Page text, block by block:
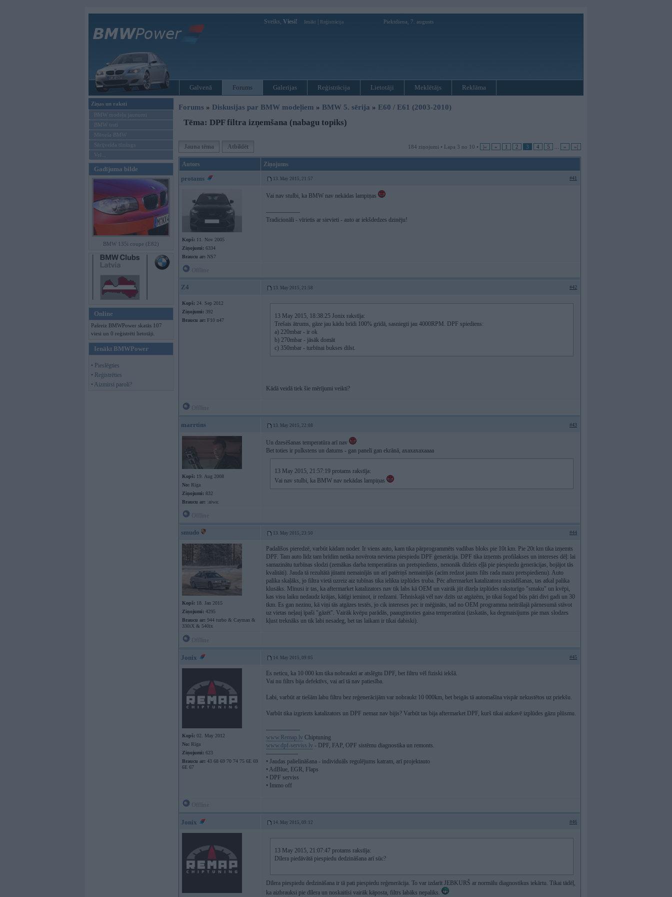
Sveiks, Viesi! Ienākt Reģistrācija Piektdiena, 7. augusts
Galvenā Forums Galerijas Reģistrācija Lietotāji Meklētājs Reklāma
Ziņas un raksti
BMW modeļu jaunumi
BMW testi
Mēneša BMW
Sērijveida tūnings
Vel...
Gadījuma bilde
BMW 135i coupe (E82)
Online
Pašreiz BMWPower skatās 107
viesi un 0 reģistrēti lietotāji.
Ienākt BMWPower
• Pieslēgties
• Reģistrēties
• Aizmirsi paroli?
Forums » Diskusijas par BMW modeļiem » BMW 5. sērija » E60 / E61 (2003-2010)
Tēma: DPF filtra izņemšana (nabagu topiks)
Jauna tēma Atbildēt 184 ziņojumi • Lapa 3 no 10 • |« « 1 2 3 4 5 » »|
Autors Ziņojums
protams 13. May 2015, 21:57 #41
Kopš: 11. Nov 2005
Ziņojumi: 6334
Braucu ar: NS7
Vai nav stulbi, ka BMW nav nekādas lampiņas
-----------------
Tradicionāli - vīrietis ar sievieti - auto ar iekšdedzes dzinēju!
Z4 13. May 2015, 21:58 #42
Kopš: 24. Sep 2012
Ziņojumi: 392
Braucu ar: F10 n47
13 May 2015, 18:38:25 Jonix rakstīja:
Trešais ātrums, gāze jau kādu brīdi 100% grīdā, sasniegti jau 4000RPM. DPF spiediens:
a) 220mbar - ir ok
b) 270mbar - jāsāk domāt
c) 350mbar - turbīnai bukses dilst.
Kādā veidā tiek šie mērījumi veikti?
marrtins 13. May 2015, 22:08 #43
Kopš: 19. Aug 2008
No: Rīga
Ziņojumi: 832
Braucu ar: :aiwa:
Un dzesēšanas temperatūra arī nav
Bet toties ir pulkstens un datums - gan panelī gan ekrānā, axaxaxaxaaaa
13 May 2015, 21:57:19 protams rakstīja:
Vai nav stulbi, ka BMW nav nekādas lampiņas
smudo 13. May 2015, 23:50 #44
Kopš: 18. Jan 2015
Ziņojumi: 4295
Braucu ar: 944 turbo & Cayman &
330iX & 540ix
Padalīšos pieredzē, varbūt kādam noder. Ir viens auto, kam tika pārprogrammēts vadības bloks pie 10t km. Pie 20t km tika izņemts
DPF. Tam auto līdz tam brīdim netika novērota neviena piespiedu DPF ģenerācija. DPF tika izņemts profilakses un intereses dēļ: lai
samazinātu turbīnas slodzi (zemākas darba temperatūras un pretspiediens, nenonāk dīzleis eļļā pie piespiedu ģenerācijas, bojājot tās
kvalitāti). Jauda tā rezultātā jūtami nemainījās un arī patēriņš nemainījās (acīm redzot jauns filts rada mazu pretspiedienu). Auto
palika skaļāks, jo filtra vietā uzreiz aiz tubīnas tika ielikta izplūdes truba. Pēc aftermarket katalizatora uzstādīšanas, tas atkal palika
klusāks. Mīnusi ir tas, ka aftermarket katalizators nav tik labs kā OEM un vairāk jūt dīzeļa izplūdes raksturīgo "smaku" un kvēpi,
kas visu laiku nedaudz krājas, kātīgi ieminot, ir redzami. Tehniskajā vēl nav dzīts uz atgāzēm, jo tikai šogad būs pāri divi gadi un 30
tkm. Es gan nezinu, kā viņi tās atgāzes testēs, jo cik intereses pec ir mēģināts, tad no OEM programma neitrālajā pārnesumā stāvot
uz vietas neļauj īpaši "gāzēt". Vairāk kvēpu parādās, paaugtinoties gaisa temperatūrai (izskatās, ka degmaisījums pie max slodzes
kļust treknāks un tik labi nesadeg, bet tas laikam ir tikai dabiski).
Jonix 14. May 2015, 09:05 #45
Kopš: 02. May 2012
No: Rīga
Ziņojumi: 623
Braucu ar: 43 68 69 70 74 75 6E 69
6E 67
Es neticu, ka 10 000 km tika nobraukti ar atslēgtu DPF, bet filtru vēl fiziski iekšā.
Vai nu filtrs bija defektīvs, vai arī tā nav patiesība.
Labi, varbūt ar tiešām labu filtru bez reģenerācijām var nobraukt 10 000km, bet beigās tā automašīna vispār nekustētos uz priekšu.
Varbūt tika izgriezts katalizators un DPF nemaz nav bijis? Varbūt tas bija aftermarket DPF, kurš tikai aizkavē izplūdes gāzu plūsmu.
-----------------
www.Remap.lv Chiptuning
www.dpf-serviss.lv - DPF, FAP, OPF sistēmu diagnostika un remonts.
----------------
• Jaudas palielināšana - individuāls regulējums katram, arī projektauto
• AdBlue, EGR, Flaps
• DPF serviss
• Immo off
Jonix 14. May 2015, 09:12 #46
13 May 2015, 21:07:47 protams rakstīja:
Dīlera piedāvātā piespiedu dedzināšana arī sūc?
Dīlera piespiedu dedzināšana ir tā pati piespiedu reģenerācija. To var izdarīt JEBKURŠ ar normālu diagnostikus iekārtu. Tikai tādēļ,
ka aizbrauksi pie dīlera un noskaitīsi vairāk kāposta, filtrs labāks nepaliks.